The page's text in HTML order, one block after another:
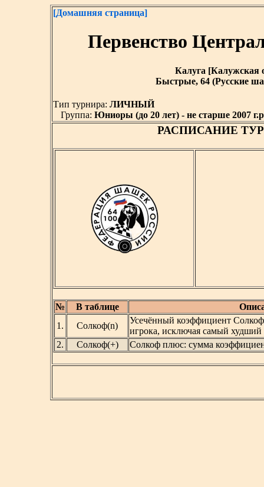
[Домашняя страница]
Первенство
Калуга [Калужская
Быстрые, 64 (Русские
Тип турнира: ЛИЧНЫЙ
Группа: Юниоры (до 20 лет) - не старше 2007
РАСПИСАНИЕ
№ В таблице
1.
Солкоф(n)
Усечённый коэффициент
игрока, исключая самый худший
2.
Солкоф(+) Солкоф плюс: сумма